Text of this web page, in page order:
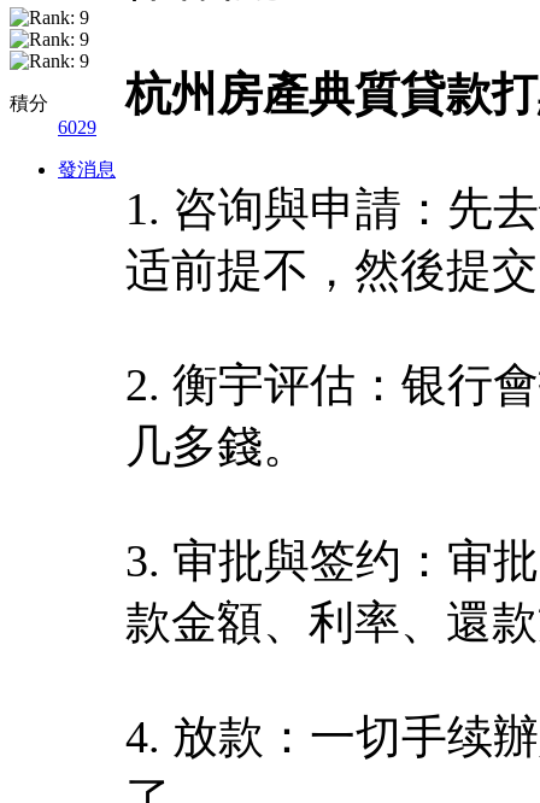
積分
6029
發消息
杭州房產典質貸款
1. 咨询與申請：先
适前提不，然後提
2. 衡宇评估：银行
几多錢。
3. 审批與签约：审
款金額、利率、還
4. 放款：一切手续